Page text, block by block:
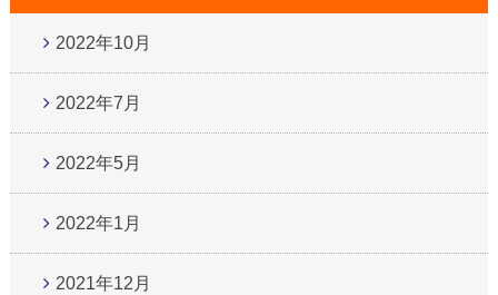
2022年10月
2022年7月
2022年5月
2022年1月
2021年12月